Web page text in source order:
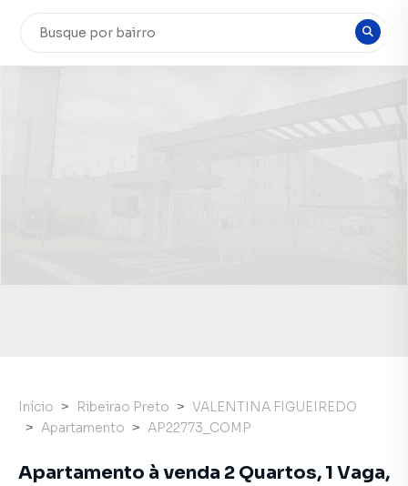
Início Ribeirao Preto
VALENTINA FIGUEIREDO
Apartamento
AP22773_COMP
Apartamento à venda 2 Quartos, 1 Vaga,